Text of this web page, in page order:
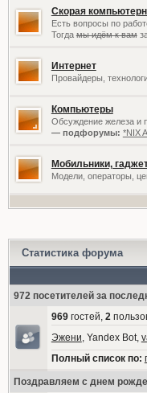
Скорая
Есть вопросы по
Тогдамы идём к вам
Интернет
Провайдеры,
Компьютеры
Обсуждение железа и
— подфорумы: *NIX
Мобильники,
Модели, операторы,
Статистика форума
972 посетителей за
969гостей, 2
Эжени, Yandex Bot,
Полный список по:
Поздравляем с днем